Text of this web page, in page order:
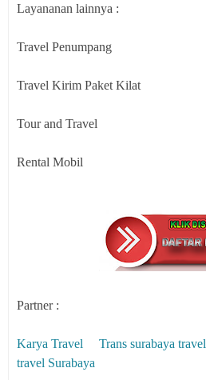
Layananan lainnya :
Travel Penumpang
Travel Kirim Paket Kilat
Tour and Travel
Rental Mobil
Partner :
Karya Travel Trans surabaya travel
travel Surabaya